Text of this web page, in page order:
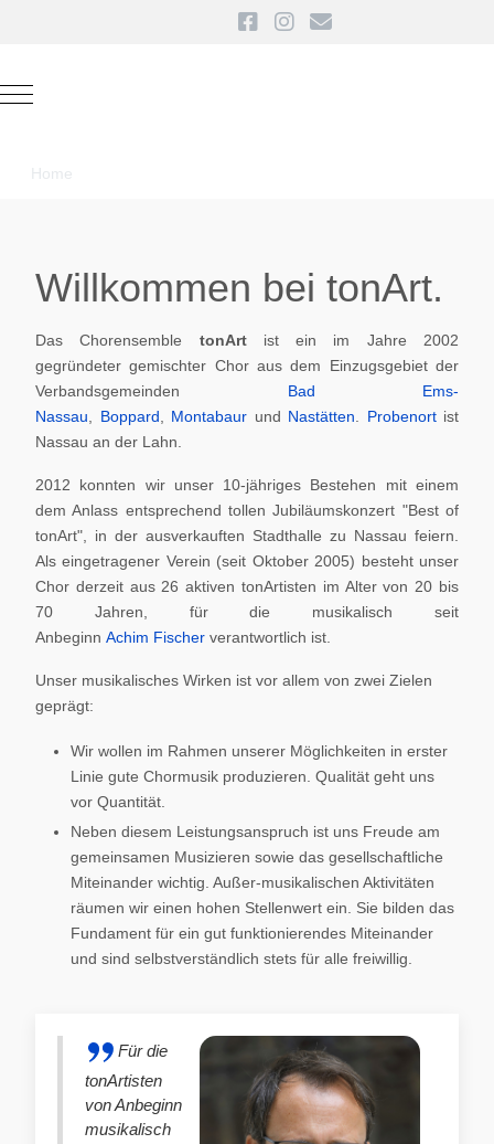
Mobile Menu Toggle
Home
Willkommen bei tonArt.
Das Chorensemble tonArt ist ein im Jahre 2002
gegründeter gemischter Chor aus dem Einzugsgebiet der
Verbandsgemeinden Bad Ems-
Nassau
Boppard Montabaur und Nastätten Probenortist
Nassau an der Lahn.
2012 konnten wir unser 10-jähriges Bestehen mit einem
dem Anlass entsprechend tollen Jubiläumskonzert "Best of
tonArt", in der ausverkauften Stadthalle zu Nassau feiern.
Als eingetragener Verein (seit Oktober 2005) besteht unser
Chor derzeit aus 26 aktiven tonArtisten im Alter von 20 bis
70 Jahren, für die musikalisch seit
Anbeginn Achim Fischer verantwortlich ist.
Unser musikalisches Wirken ist vor allem von zwei Zielen
geprägt:
Wir wollen im Rahmen unserer Möglichkeiten in erster
Linie gute Chormusik produzieren. Qualität geht uns
vor Quantität.
Neben diesem Leistungsanspruch ist uns Freude am
gemeinsamen Musizieren sowie das gesellschaftliche
Miteinander wichtig. Außer-musikalischen Aktivitäten
räumen wir einen hohen Stellenwert ein. Sie bilden das
Fundament für ein gut funktionierendes Miteinander
und sind selbstverständlich stets für alle freiwillig.
Für die
tonArtisten
von Anbeginn
musikalisch